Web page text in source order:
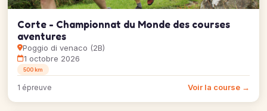
Corte - Championnat du Monde des courses
aventures
Poggio di venaco (2B)
1 octobre 2026
500 km
1 épreuve Voir la course →